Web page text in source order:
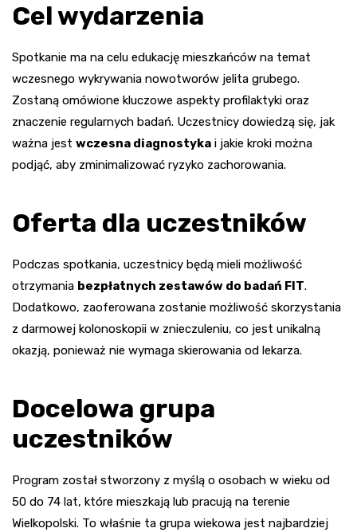
Cel wydarzenia
Spotkanie ma na celu edukację mieszkańców na temat
wczesnego wykrywania nowotworów jelita grubego.
Zostaną omówione kluczowe aspekty profilaktyki oraz
znaczenie regularnych badań. Uczestnicy dowiedzą się, jak
ważna jest wczesna diagnostyka i jakie kroki można
podjąć, aby zminimalizować ryzyko zachorowania.
Oferta dla uczestników
Podczas spotkania, uczestnicy będą mieli możliwość
otrzymania bezpłatnych zestawów do badań FIT.
Dodatkowo, zaoferowana zostanie możliwość skorzystania
z darmowej kolonoskopii w znieczuleniu, co jest unikalną
okazją, ponieważ nie wymaga skierowania od lekarza.
Docelowa grupa
uczestników
Program został stworzony z myślą o osobach w wieku od
50 do 74 lat, które mieszkają lub pracują na terenie
Wielkopolski. To właśnie ta grupa wiekowa jest najbardziej